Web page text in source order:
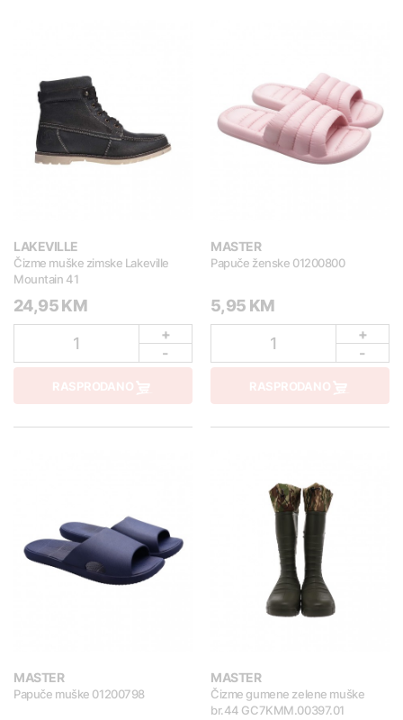
LAKEVILLE
Čizme muške zimske Lakeville
Mountain 41
24,95 KM
1
+
-
RASPRODANO
MASTER
Papuče ženske 01200800
5,95 KM
1
+
-
RASPRODANO
MASTER
Papuče muške 01200798
MASTER
Čizme gumene zelene muške
br.44 GC7KMM.00397.01